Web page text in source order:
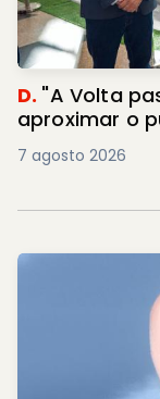
D. "A Volta
aproximar o
7 agosto 2026